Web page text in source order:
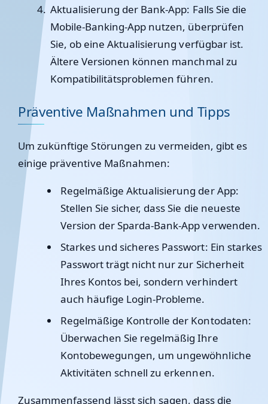
Aktualisierung der Bank-App: Falls Sie die
Mobile-Banking-App nutzen, überprüfen
Sie, ob eine Aktualisierung verfügbar ist.
Ältere Versionen können manchmal zu
Kompatibilitätsproblemen führen.
Präventive Maßnahmen und Tipps
Um zukünftige Störungen zu vermeiden, gibt es
einige präventive Maßnahmen:
Regelmäßige Aktualisierung der App:
Stellen Sie sicher, dass Sie die neueste
Version der Sparda-Bank-App verwenden.
Starkes und sicheres Passwort: Ein starkes
Passwort trägt nicht nur zur Sicherheit
Ihres Kontos bei, sondern verhindert
auch häufige Login-Probleme.
Regelmäßige Kontrolle der Kontodaten:
Überwachen Sie regelmäßig Ihre
Kontobewegungen, um ungewöhnliche
Aktivitäten schnell zu erkennen.
Zusammenfassend lässt sich sagen, dass die